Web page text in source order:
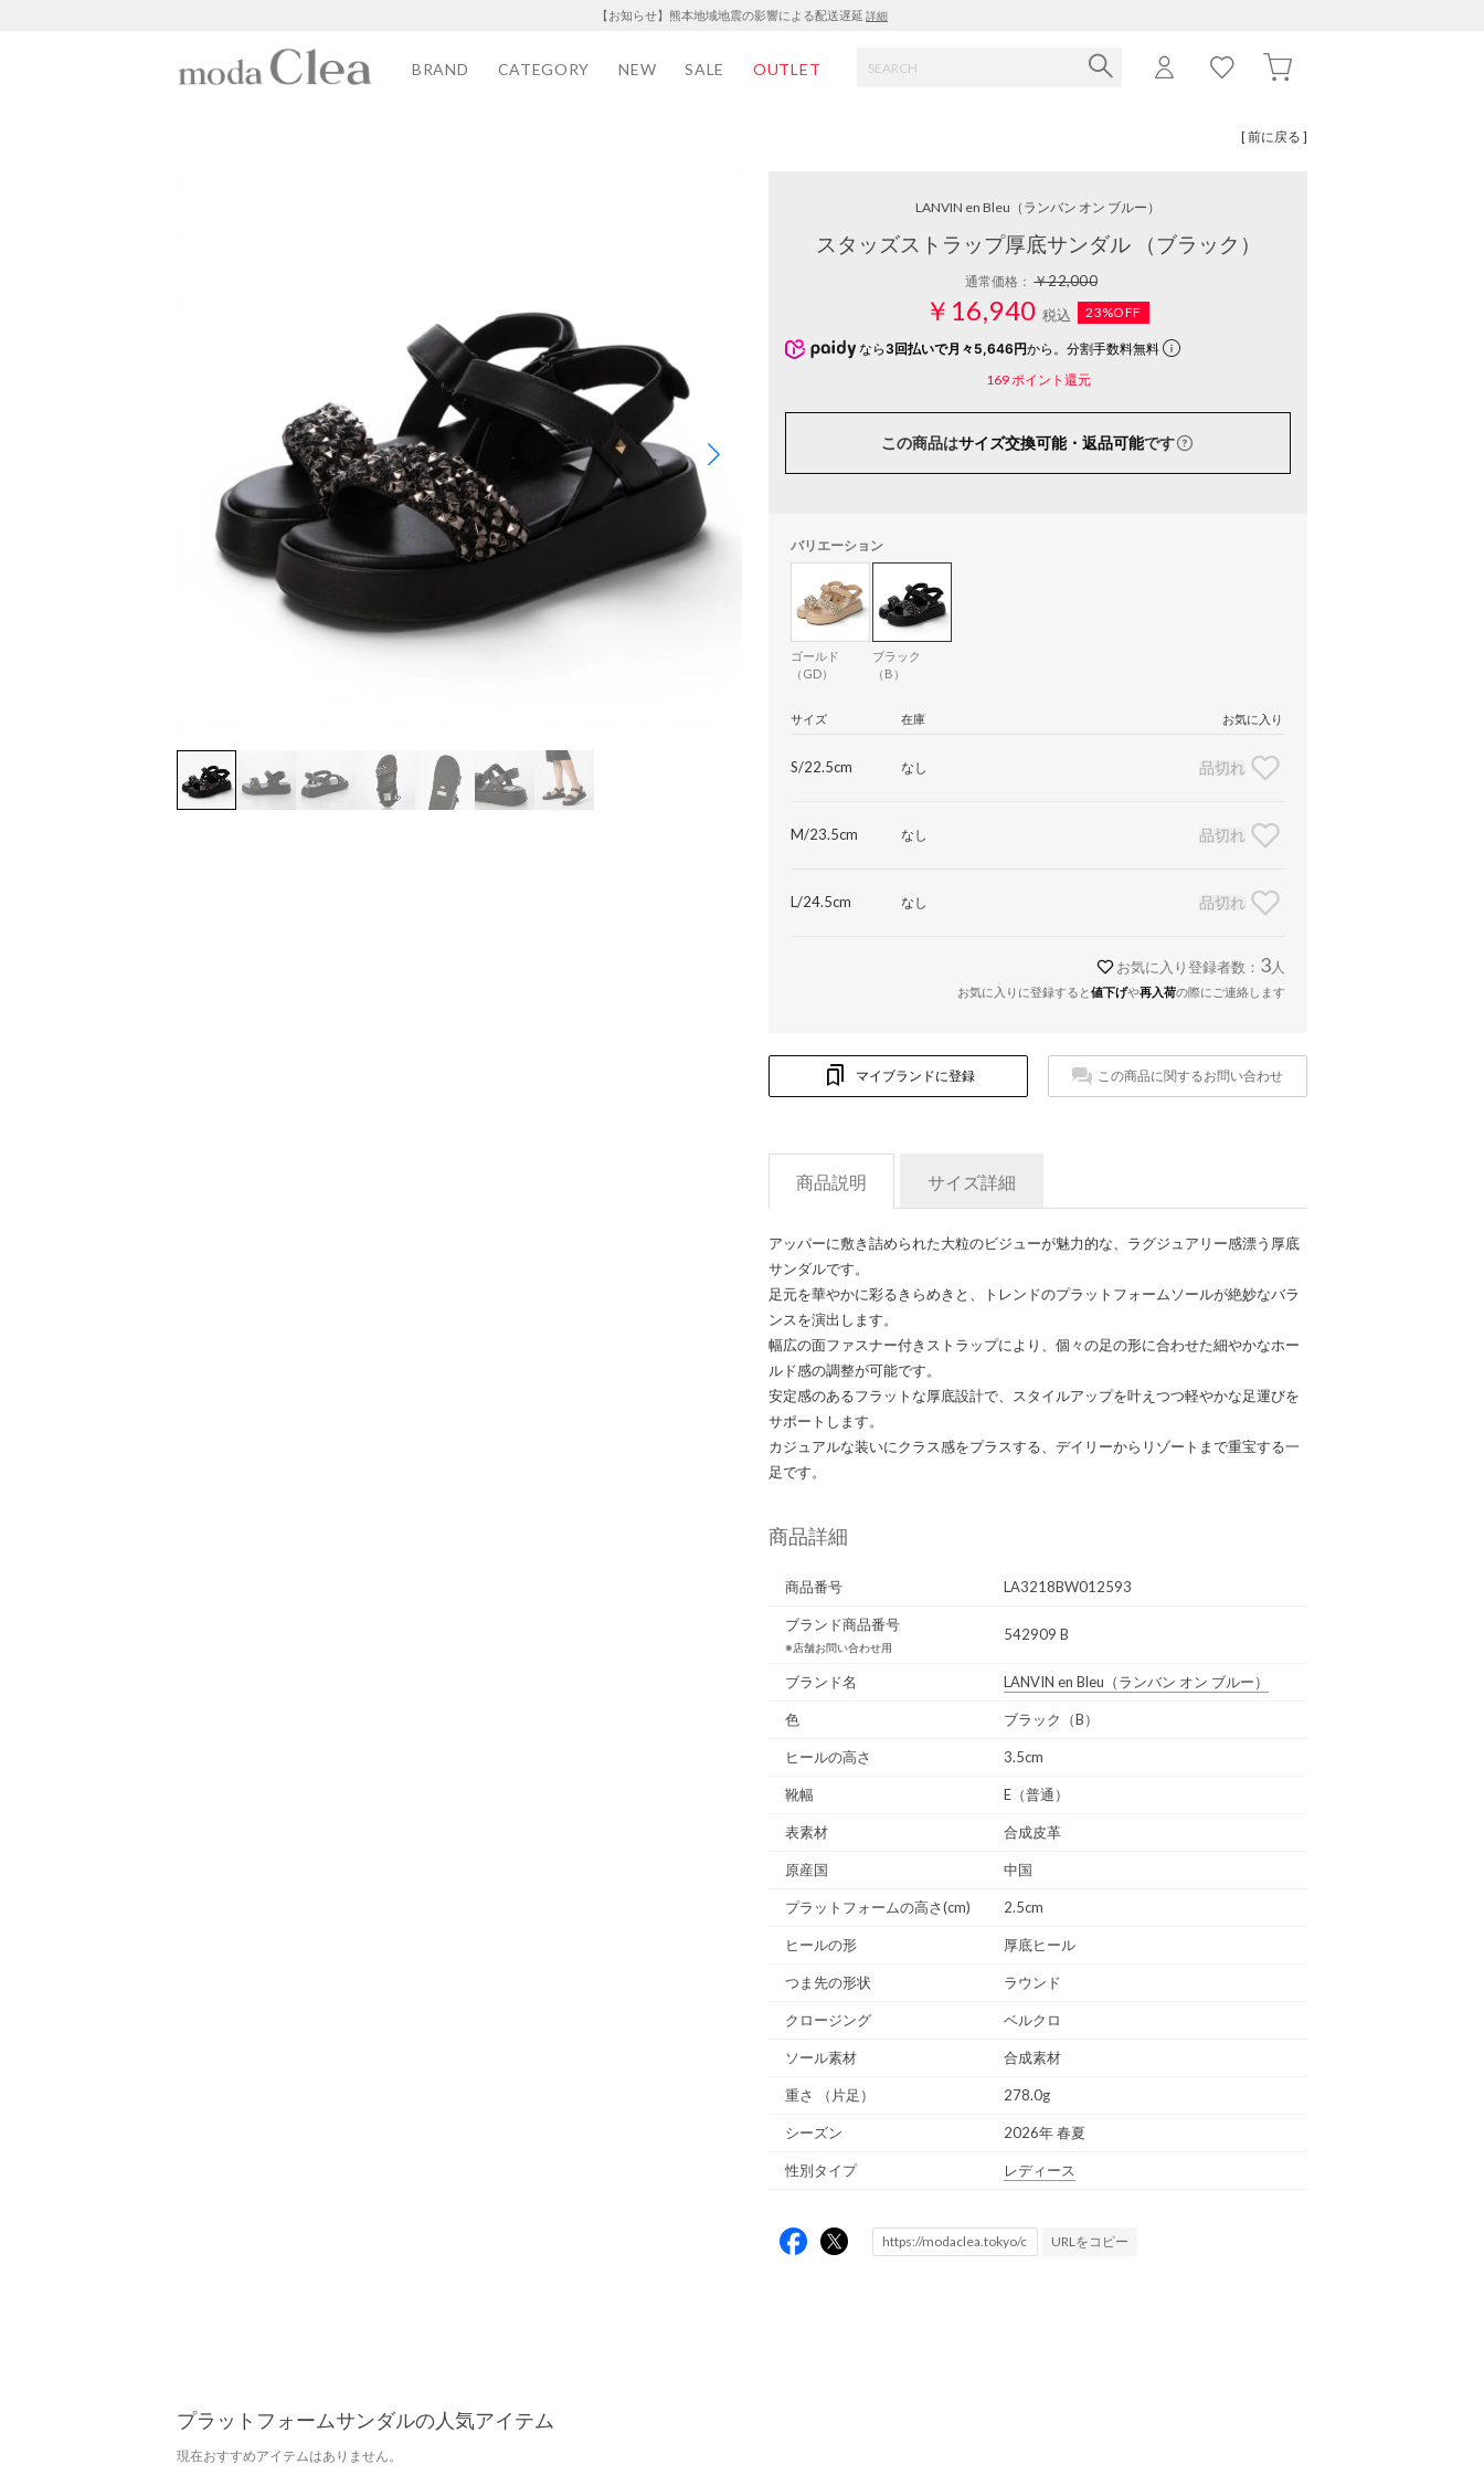
【お知らせ】熊本地域地震の影響による配送遅延 詳細
BRAND CATEGORY NEW SALE OUTLET
[ 前に戻る ]
LANVIN en Bleu （ランバン オン ブルー）
スタッズストラップ厚底サンダル （ブラック）
通常価格：￥22,000
￥16,940 税込 23%OFF
なら 3回払いで月々5,646円から。分割手数料無料
169ポイント還元
この商品はサイズ交換可能・返品可能です
バリエーション
ゴールド
（GD）
ブラック
（B）
サイズ 在庫 お気に入り
S/22.5cm なし 品切れ
M/23.5cm なし 品切れ
L/24.5cm なし 品切れ
お気に入り登録者数： 3 人
お気に入りに登録すると値下げや再入荷の際にご連絡します
マイブランドに登録 この商品に関するお問い合わせ
商品説明 サイズ詳細
アッパーに敷き詰められた大粒のビジューが魅力的な、ラグジュアリー感漂う厚底
サンダルです。
足元を華やかに彩るきらめきと、トレンドのプラットフォームソールが絶妙なバラ
ンスを演出します。
幅広の面ファスナー付きストラップにより、個々の足の形に合わせた細やかなホー
ルド感の調整が可能です。
安定感のあるフラットな厚底設計で、スタイルアップを叶えつつ軽やかな足運びを
サポートします。
カジュアルな装いにクラス感をプラスする、デイリーからリゾートまで重宝する一
足です。
商品詳細
商品番号 LA3218BW012593
ブランド商品番号
※店舗お問い合わせ用
542909 B
ブランド名 LANVIN en Bleu （ランバン オン ブルー）
色 ブラック（B）
ヒールの高さ 3.5cm
靴幅 E（普通）
表素材 合成皮革
原産国 中国
プラットフォームの高さ(cm) 2.5cm
ヒールの形 厚底ヒール
つま先の形状 ラウンド
クロージング ベルクロ
ソール素材 合成素材
重さ （片足） 278.0g
シーズン 2026年 春夏
性別タイプ レディース
URLをコピー
プラットフォームサンダルの人気アイテム
現在おすすめアイテムはありません。